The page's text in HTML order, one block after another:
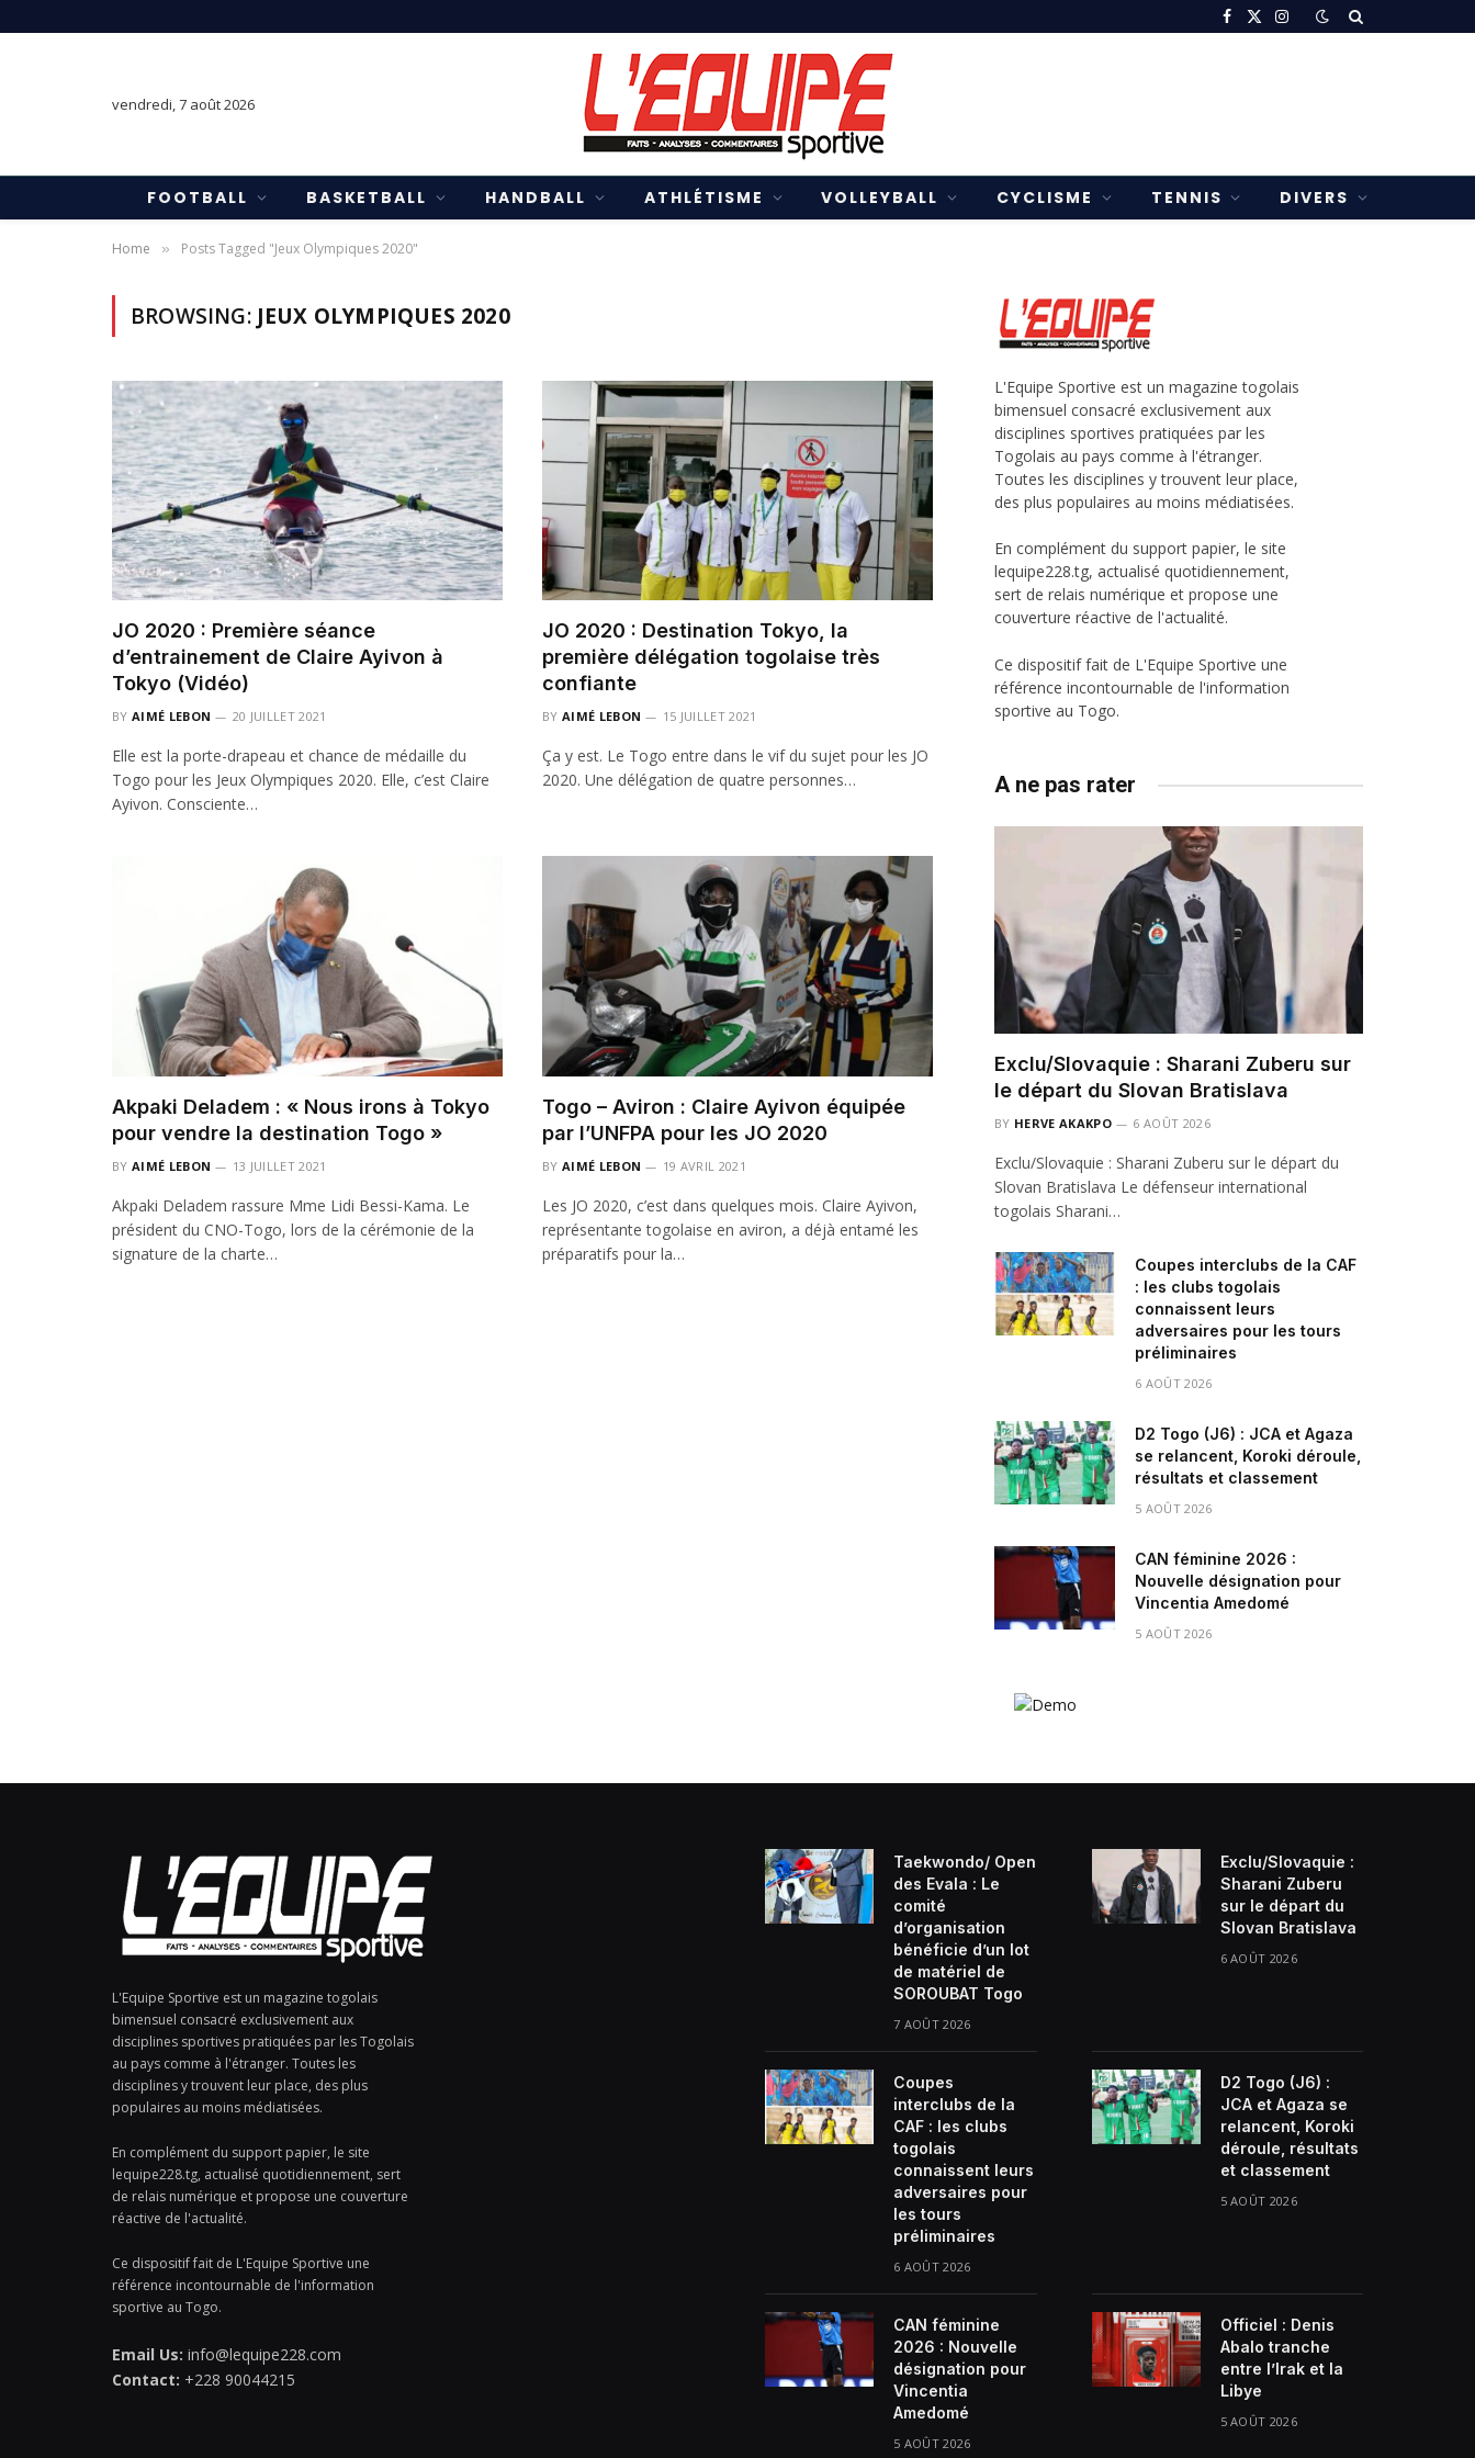
Facebook
X
Instagram
vendredi, 7 août 2026
FOOTBALL BASKETBALL HANDBALL ATHLÉTISME VOLLEYBALL CYCLISME TENNIS DIVERS
Home » Posts Tagged "Jeux Olympiques 2020"
BROWSING: JEUX OLYMPIQUES 2020
JO 2020 : Première séance
d’entrainement de Claire Ayivon à
Tokyo (Vidéo)
BY AIMÉ LEBON 20 JUILLET 2021
Elle est la porte-drapeau et chance de médaille du
Togo pour les Jeux Olympiques 2020. Elle, c’est Claire
Ayivon. Consciente…
JO 2020 : Destination Tokyo, la
première délégation togolaise très
confiante
BY AIMÉ LEBON 15 JUILLET 2021
Ça y est. Le Togo entre dans le vif du sujet pour les JO
2020. Une délégation de quatre personnes…
Akpaki Deladem : « Nous irons à Tokyo
pour vendre la destination Togo »
BY AIMÉ LEBON 13 JUILLET 2021
Akpaki Deladem rassure Mme Lidi Bessi-Kama. Le
président du CNO-Togo, lors de la cérémonie de la
signature de la charte…
Togo – Aviron : Claire Ayivon équipée
par l’UNFPA pour les JO 2020
BY AIMÉ LEBON 19 AVRIL 2021
Les JO 2020, c’est dans quelques mois. Claire Ayivon,
représentante togolaise en aviron, a déjà entamé les
préparatifs pour la…
L'Equipe Sportive est un magazine togolais
bimensuel consacré exclusivement aux
disciplines sportives pratiquées par les
Togolais au pays comme à l'étranger.
Toutes les disciplines y trouvent leur place,
des plus populaires au moins médiatisées.
En complément du support papier, le site
lequipe228.tg, actualisé quotidiennement,
sert de relais numérique et propose une
couverture réactive de l'actualité.
Ce dispositif fait de L'Equipe Sportive une
référence incontournable de l'information
sportive au Togo.
A ne pas rater
Exclu/Slovaquie : Sharani Zuberu sur
le départ du Slovan Bratislava
BY HERVE AKAKPO 6 AOÛT 2026
Exclu/Slovaquie : Sharani Zuberu sur le départ du
Slovan Bratislava Le défenseur international
togolais Sharani…
Coupes interclubs de la CAF
: les clubs togolais
connaissent leurs
adversaires pour les tours
préliminaires
6 AOÛT 2026
D2 Togo (J6) : JCA et Agaza
se relancent, Koroki déroule,
résultats et classement
5 AOÛT 2026
CAN féminine 2026 :
Nouvelle désignation pour
Vincentia Amedomé
5 AOÛT 2026
L'Equipe Sportive est un magazine togolais
bimensuel consacré exclusivement aux
disciplines sportives pratiquées par les Togolais
au pays comme à l'étranger. Toutes les
disciplines y trouvent leur place, des plus
populaires au moins médiatisées.
En complément du support papier, le site
lequipe228.tg, actualisé quotidiennement, sert
de relais numérique et propose une couverture
réactive de l'actualité.
Ce dispositif fait de L'Equipe Sportive une
référence incontournable de l'information
sportive au Togo.
Email Us: info@lequipe228.com
Contact: +228 90044215
Taekwondo/ Open
des Evala : Le
comité
d’organisation
bénéficie d’un lot
de matériel de
SOROUBAT Togo
7 AOÛT 2026
Exclu/Slovaquie :
Sharani Zuberu
sur le départ du
Slovan Bratislava
6 AOÛT 2026
Coupes
interclubs de la
CAF : les clubs
togolais
connaissent leurs
adversaires pour
les tours
préliminaires
6 AOÛT 2026
D2 Togo (J6) :
JCA et Agaza se
relancent, Koroki
déroule, résultats
et classement
5 AOÛT 2026
CAN féminine
2026 : Nouvelle
désignation pour
Vincentia
Amedomé
5 AOÛT 2026
Officiel : Denis
Abalo tranche
entre l’Irak et la
Libye
5 AOÛT 2026